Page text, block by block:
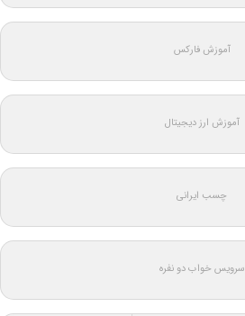
آموزش فارکس
آموزش ارز دیجیتال
چسب ایرانی
سرویس خواب دو نفره